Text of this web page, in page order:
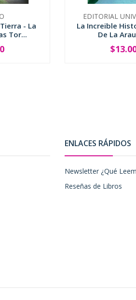
- La
Tor...
EDITORIAL
La Increible
De La
+
ENLACES RÁPIDOS
Newsletter ¿Qué
Reseñas de Libros